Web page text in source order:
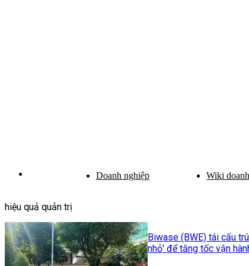
Doanh nghiệp Wiki
hiệu quả quản trị
Biwase (BWE) tái cấu
nhỏ' để tăng tốc vận